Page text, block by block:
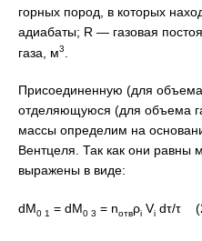
горных пород, в которых
адиабаты; R — газовая
газа, м3
Присоединенную (для объема
отделяющуюся (для объема
массы определим на
Вентцеля. Так как они равны
выражены в виде:
dM0 1 = dM0 3 = nотвρi Vi dτ/τ